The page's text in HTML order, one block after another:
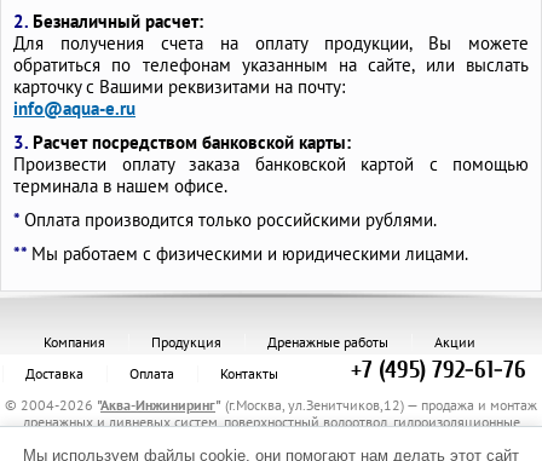
2. Безналичный расчет:
Для получения счета на оплату продукции, Вы можете
обратиться по телефонам указанным на сайте, или выслать
карточку с Вашими реквизитами на почту:
info@aqua-e.ru
3. Расчет посредством банковской карты:
Произвести оплату заказа банковской картой с помощью
терминала в нашем офисе.
* Оплата производится только российскими рублями.
** Мы работаем с физическими и юридическими лицами.
Компания Продукция Дренажные работы
Акции
Доставка
Оплата Контакты +7 (495) 792-61-76
© 2004-2026 "Аква-Инжиниринг" (г.Москва, ул.Зенитчиков,12) — продажа и монтаж
дренажных и ливневых систем, поверхностный водоотвод, гидроизоляционные
для укрепления грунта, электрообогрев трубопроводов.
Мы используем файлы cookie, они помогают нам делать этот сайт